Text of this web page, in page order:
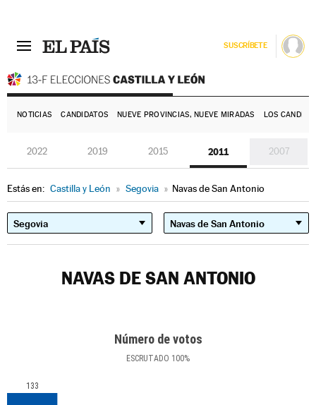
SUSCRÍBETE
NOTICIAS CANDIDATOS NUEVE PROVINCIAS, NUEVE MIRADAS LOS
2022 2019 2015 2011 2007
Estás en: Castilla y León » Segovia » Navas de San Antonio
NAVAS DE SAN ANTONIO
Número de votos
ESCRUTADO 100%
133